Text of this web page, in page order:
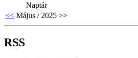
Naptár
<< Május / 2025 >>
RSS